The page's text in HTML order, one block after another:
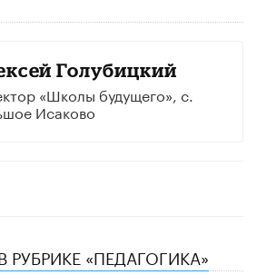
Голубицкий
«Школы будущего», с.
Исаково
РУБРИКЕ «ПЕДАГОГИКА»